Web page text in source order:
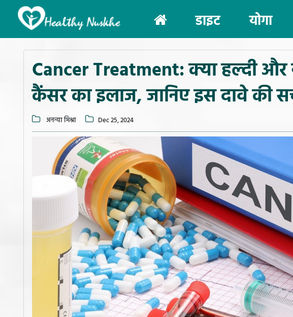
(current)
डाइट योगा
Cancer Treatment: क्या हल्दी
कैंसर का इलाज, जानिए इस दावे की
अनन्या मिश्रा Dec 25, 2024